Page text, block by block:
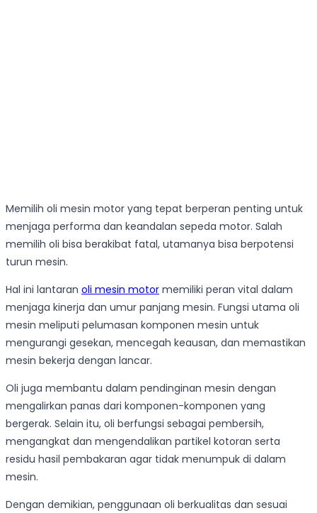
Memilih oli mesin motor yang tepat berperan penting untuk
menjaga performa dan keandalan sepeda motor. Salah
memilih oli bisa berakibat fatal, utamanya bisa berpotensi
turun mesin.
Hal ini lantaran oli mesin motor memiliki peran vital dalam
menjaga kinerja dan umur panjang mesin. Fungsi utama oli
mesin meliputi pelumasan komponen mesin untuk
mengurangi gesekan, mencegah keausan, dan memastikan
mesin bekerja dengan lancar.
Oli juga membantu dalam pendinginan mesin dengan
mengalirkan panas dari komponen-komponen yang
bergerak. Selain itu, oli berfungsi sebagai pembersih,
mengangkat dan mengendalikan partikel kotoran serta
residu hasil pembakaran agar tidak menumpuk di dalam
mesin.
Dengan demikian, penggunaan oli berkualitas dan sesuai